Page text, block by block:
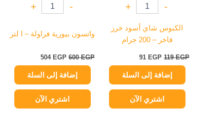
-
+
الكبوس شاي أسود خرز
فاخر – 200 جرام
119EGP
91 EGP
إضافة إلى السلة
اشتري الآن
-
+
واتسون بيورية فراولة – ا لتر
600EGP
504 EGP
إضافة إلى السلة
اشتري الآن